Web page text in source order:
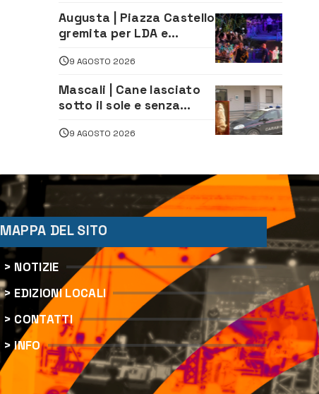
Augusta | Piazza Castello
gremita per LDA e
ed emozioni per
“Augusta d’Estate”
9 AGOSTO 2026
Mascali | Cane lasciato
sotto il sole e senza
denunciano proprietario
9 AGOSTO 2026
MAPPA DEL SITO
> NOTIZIE
> EDIZIONI LOCALI
> CONTATTI
> INFO